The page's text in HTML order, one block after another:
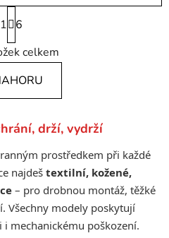
O
v
l
á
d
a
c
í
p
r
v
k
y
S
t
r
á
n
k
á
n
1
6
celkem
drží, vydrží
prostředkem při každé
najdeš textilní, kožené,
– pro drobnou montáž, těžké
Všechny modely poskytují
mechanickému poškození.